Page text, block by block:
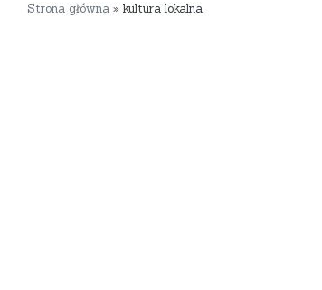
Strona główna » kultura lokalna